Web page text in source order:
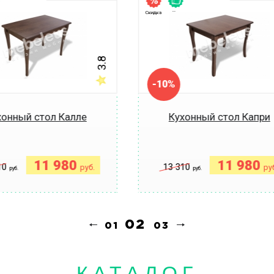
3.8
стол Калле
руб. 11 980 руб.
Скидка Хит
-10%
Кухонный стол Капри
13 310 руб. 11 980